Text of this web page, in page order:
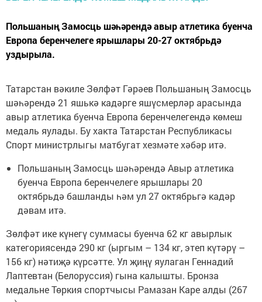
Польшаның Замосць шәһәрендә авыр атлетика буенча
Европа беренчелеге ярышлары 20-27 октябрьдә
уздырыла.
Татарстан вәкиле Зөлфәт Гәрәев Польшаның Замосць
шәһәрендә 21 яшькә кадәрге яшүсмерләр арасында
авыр атлетика буенча Европа беренчелегендә көмеш
медаль яулады. Бу хакта Татарстан Республикасы
Спорт министрлыгы матбугат хезмәте хәбәр итә.
Польшаның Замосць шәһәрендә Авыр атлетика
буенча Европа беренчелеге ярышлары 20
октябрьдә башланды һәм ул 27 октябрьгә кадәр
дәвам итә.
Зөлфәт ике күнегү суммасы буенча 62 кг авырлык
категориясендә 290 кг (ыргым – 134 кг, этеп күтәрү –
156 кг) нәтиҗә күрсәтте. Ул җиңү яулаган Геннадий
Лаптевтан (Белоруссия) гына калышты. Бронза
медальне Төркия спортчысы Рамазан Каре алды (267